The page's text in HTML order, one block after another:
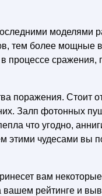
моделями
тем более мощные
процессе сражения,
поражения. Стоит
Залп фотонных
что угодно,
этими чудесами вы
вам
вашем рейтинге и